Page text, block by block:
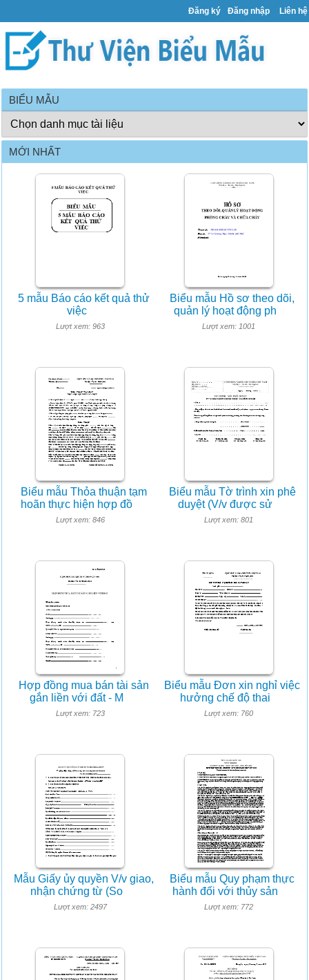
Đăng ký Đăng nhập Liên hệ
BIỂU MẪU
MỚI NHẤT
5 mẫu Báo cáo kết quả thử
việc
Lượt xem: 963
Biểu mẫu Hồ sơ theo dõi,
quản lý hoạt động ph
Lượt xem: 1001
Biểu mẫu Thỏa thuận tạm
hoãn thực hiện hợp đồ
Lượt xem: 846
Biểu mẫu Tờ trình xin phê
duyệt (V/v được sử
Lượt xem: 801
Hợp đồng mua bán tài sản
gắn liền với đất - M
Lượt xem: 723
Biểu mẫu Đơn xin nghỉ việc
hưởng chế độ thai
Lượt xem: 760
Mẫu Giấy ủy quyền V/v giao,
nhận chứng từ (So
Lượt xem: 2497
Biểu mẫu Quy phạm thực
hành đối với thủy sản
Lượt xem: 772